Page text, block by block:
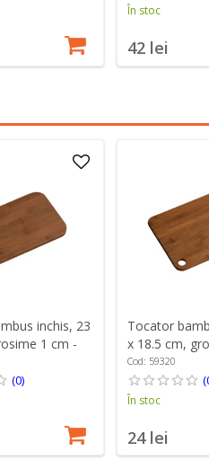
În stoc
42 lei
inchis, 23
1 cm -
(0)
Tocator
x 18.5 cm,
Kesper
Cod: 59320
În stoc
24 lei